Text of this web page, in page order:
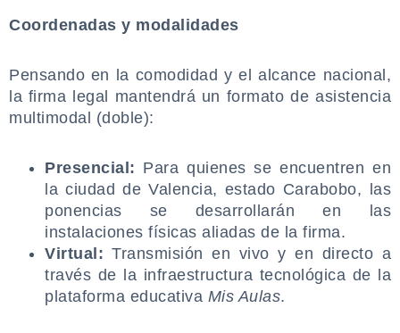
Coordenadas y modalidades
Pensando en la comodidad y el alcance nacional,
la firma legal mantendrá un formato de asistencia
multimodal (doble):
Presencial: Para quienes se encuentren en
la ciudad de Valencia, estado Carabobo, las
ponencias se desarrollarán en las
instalaciones físicas aliadas de la firma.
Virtual: Transmisión en vivo y en directo a
través de la infraestructura tecnológica de la
plataforma educativa Mis Aulas.